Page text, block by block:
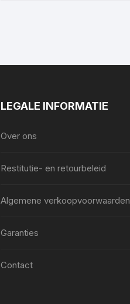
LEGALE INFORMATIE
Over ons
Restitutie- en retourbeleid
Algemene verkoopvoorwaarden
Garanties
Contact